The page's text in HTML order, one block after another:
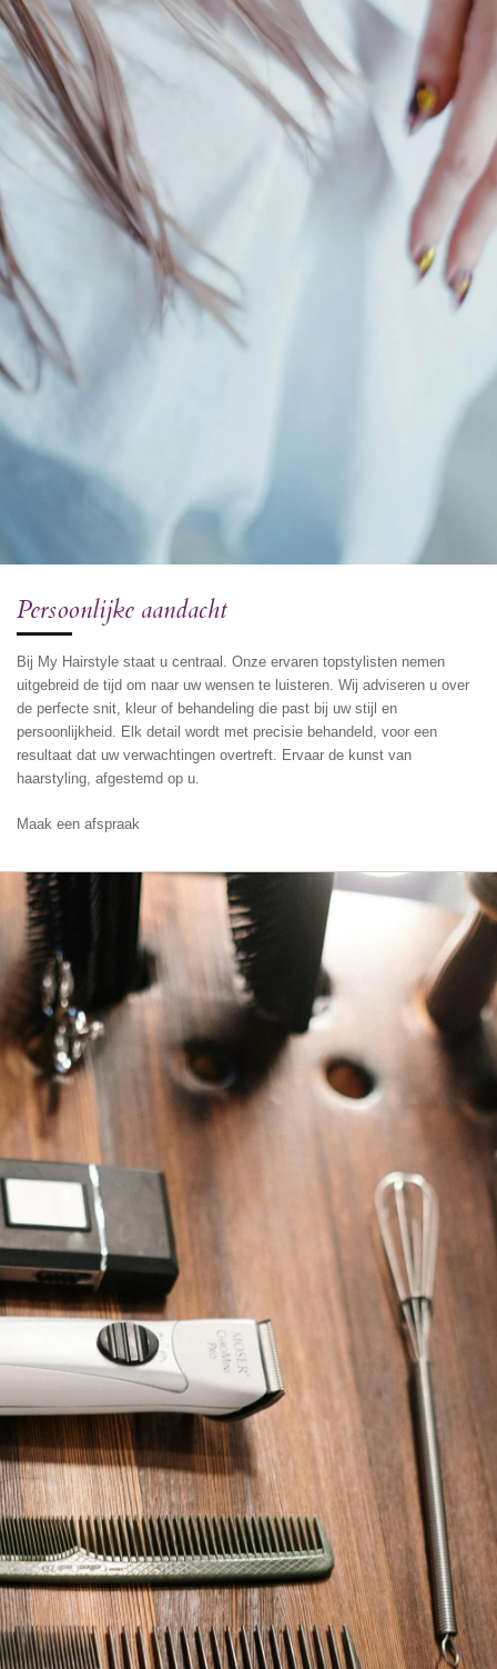
Persoonlijke aandacht
Bij My Hairstyle staat u centraal. Onze ervaren topstylisten nemen
uitgebreid de tijd om naar uw wensen te luisteren. Wij adviseren u over
de perfecte snit, kleur of behandeling die past bij uw stijl en
persoonlijkheid. Elk detail wordt met precisie behandeld, voor een
resultaat dat uw verwachtingen overtreft. Ervaar de kunst van
haarstyling, afgestemd op u.
Maak een afspraak